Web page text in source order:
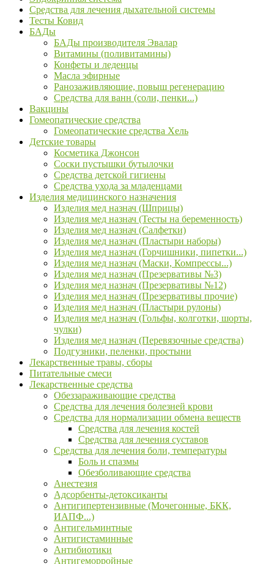
Средства для лечения дыхательной системы
Тесты Ковид
БАДы
БАДы производителя Эвалар
Витамины (поливитамины)
Конфеты и леденцы
Масла эфирные
Ранозаживляющие, повыш регенерацию
Средства для ванн (соли, пенки...)
Вакцины
Гомеопатические средства
Гомеопатические средства Хель
Детские товары
Косметика Джонсон
Соски пустышки бутылочки
Средства детской гигиены
Средства ухода за младенцами
Изделия медицинского назначения
Изделия мед назнач (Шприцы)
Изделия мед назнач (Тесты на беременность)
Изделия мед назнач (Салфетки)
Изделия мед назнач (Пластыри наборы)
Изделия мед назнач (Горчишники, пипетки...)
Изделия мед назнач (Маски, Компрессы...)
Изделия мед назнач (Презервативы №3)
Изделия мед назнач (Презервативы №12)
Изделия мед назнач (Презервативы прочие)
Изделия мед назнач (Пластыри рулоны)
Изделия мед назнач (Гольфы, колготки, шорты,
чулки)
Изделия мед назнач (Перевязочные средства)
Подгузники, пеленки, простыни
Лекарственные травы, сборы
Питательные смеси
Лекарственные средства
Обеззараживающие средства
Средства для лечения болезней крови
Средства для нормализации обмена веществ
Средства для лечения костей
Средства для лечения суставов
Средства для лечения боли, температуры
Боль и спазмы
Обезболивающие средства
Анестезия
Адсорбенты-детоксиканты
Антигипертензивные (Мочегонные, БКК,
ИАПФ...)
Антигельминтные
Антигистаминные
Антибиотики
Антигеморройные